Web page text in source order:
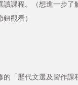
讀課程。（想進一步了
觀看）
的「歷代文選及習作課